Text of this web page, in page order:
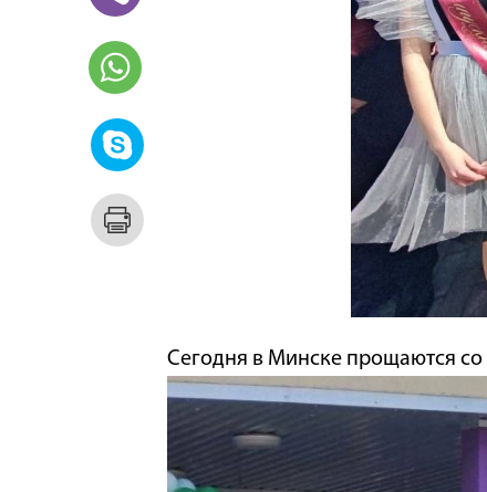
Сегодня в Минске прощаются